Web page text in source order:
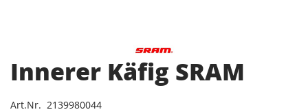
Innerer Käfig SRAM
Art.Nr. 2139980044